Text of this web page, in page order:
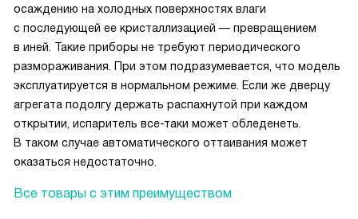
осаждению на холодных поверхностях влаги
с последующей ее кристаллизацией — превращением
в иней. Такие приборы не требуют периодического
размораживания. При этом подразумевается, что модель
эксплуатируется в нормальном режиме. Если же дверцу
агрегата подолгу держать распахнутой при каждом
открытии, испаритель все-таки может обледенеть.
В таком случае автоматического оттаивания может
оказаться недостаточно.
Все товары с этим преимуществом